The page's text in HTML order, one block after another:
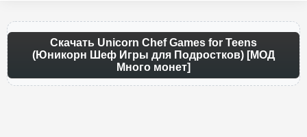
Скачать Unicorn Chef Games for Teens
(Юникорн Шеф Игры для Подростков) [МОД
Много монет]